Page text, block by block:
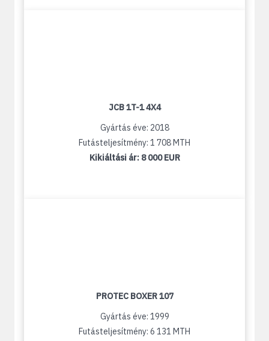
JCB 1T-1 4X4
Gyártás éve: 2018
Futásteljesítmény: 1 708 MTH
Kikiáltási ár: 8 000 EUR
PROTEC BOXER 107
Gyártás éve: 1999
Futásteljesítmény: 6 131 MTH